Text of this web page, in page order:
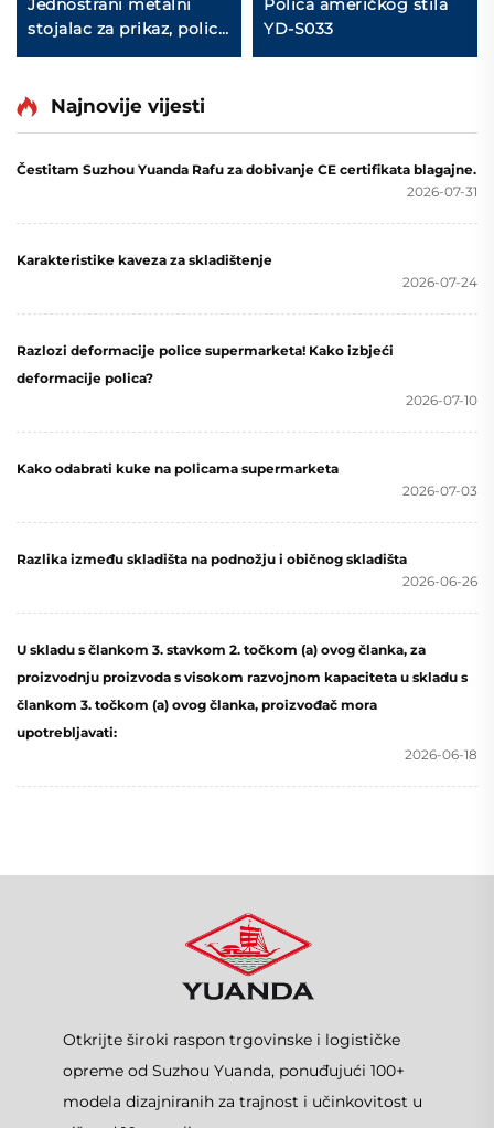
Jednostrani metalni
stojalac za prikaz, police
za prikaz u trgovini s
YD-S003
Polica američkog stila
YD-S033
Najnovije vijesti
Čestitam Suzhou Yuanda Rafu za dobivanje CE certifikata blagajne.
2026-07-31
Karakteristike kaveza za skladištenje
2026-07-24
Razlozi deformacije police supermarketa! Kako izbjeći
deformacije polica?
2026-07-10
Kako odabrati kuke na policama supermarketa
2026-07-03
Razlika između skladišta na podnožju i običnog skladišta
2026-06-26
U skladu s člankom 3. stavkom 2. točkom (a) ovog članka, za
proizvodnju proizvoda s visokom razvojnom kapaciteta u skladu s
člankom 3. točkom (a) ovog članka, proizvođač mora
upotrebljavati:
2026-06-18
Otkrijte široki raspon trgovinske i logističke
opreme od Suzhou Yuanda, ponuđujući 100+
modela dizajniranih za trajnost i učinkovitost u